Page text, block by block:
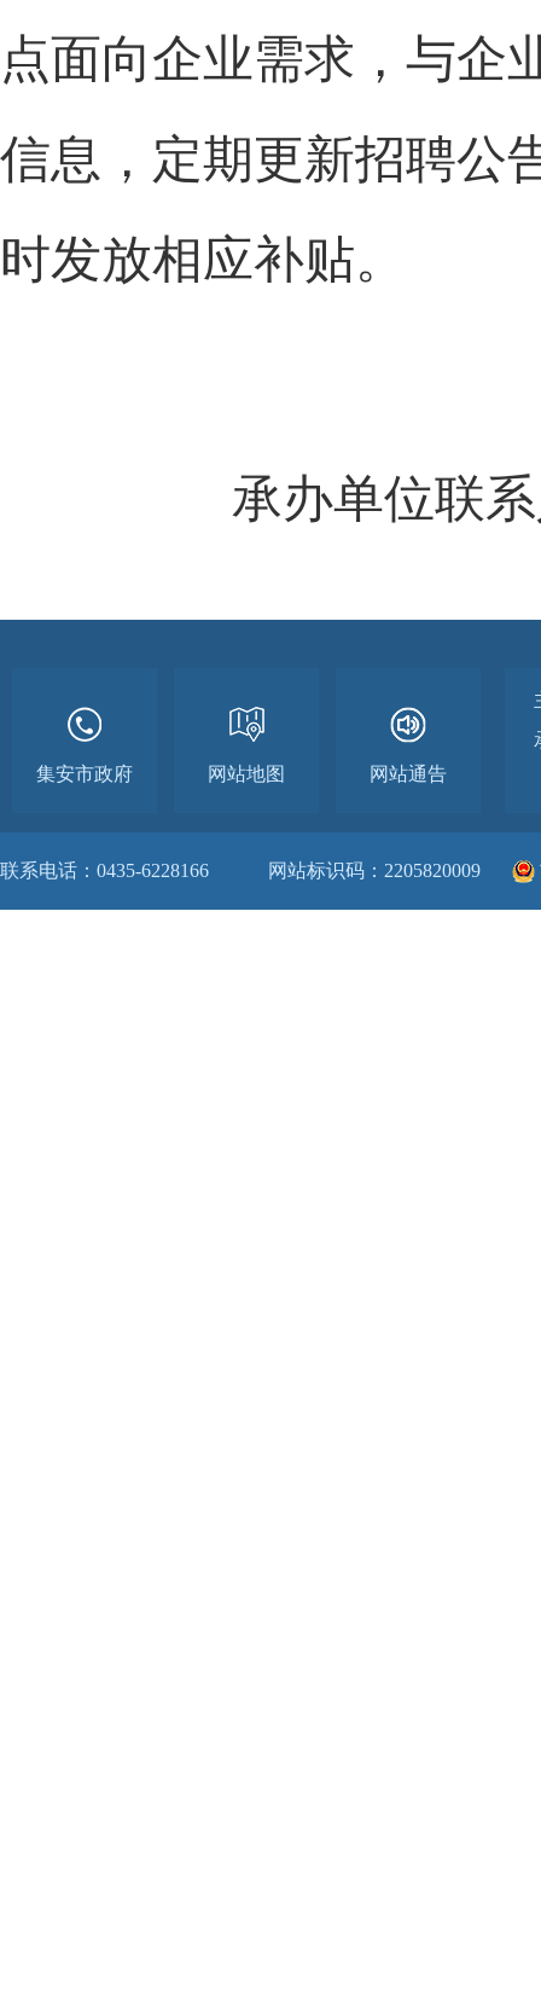
点面向企业需求，与企
信息，定期更新招聘公
时发放相应补贴。
承办单位联系
集安市政府 网站地图 网站通告
联系电话：0435-6228166 网站标识码：2205820009